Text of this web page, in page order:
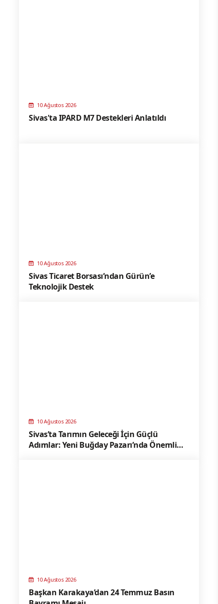
10 Ağustos 2026
Sivas'ta IPARD M7 Destekleri Anlatıldı
10 Ağustos 2026
Sivas Ticaret Borsası’ndan Gürün’e
Teknolojik Destek
10 Ağustos 2026
Sivas’ta Tarımın Geleceği İçin Güçlü
Adımlar: Yeni Buğday Pazarı’nda Önemli
10 Ağustos 2026
Başkan Karakaya’dan 24 Temmuz Basın